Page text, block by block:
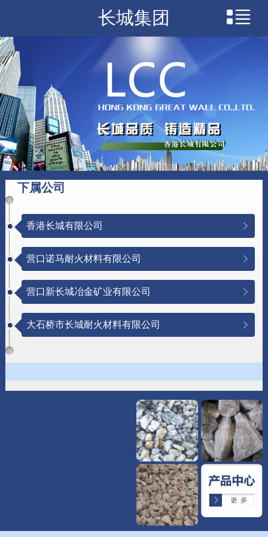
长城集团
下属公司
香港长城有限公司
营口诺马耐火材料有限公司
营口新长城冶金矿业有限公司
大石桥市长城耐火材料有限公司